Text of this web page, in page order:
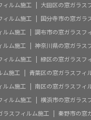
ィルム施工 大田区の窓ガラス
ィルム施工 国分寺市の窓ガラ
ルム施工 調布市の窓ガラスフ
ルム施工 神奈川県の窓ガラス
ィルム施工 緑区の窓ガラスフ
ム施工 青葉区の窓ガラスフィ
ルム施工 南区の窓ガラスフィ
ィルム施工 横浜市の窓ガラス
ラスフィルム施工 秦野市の窓